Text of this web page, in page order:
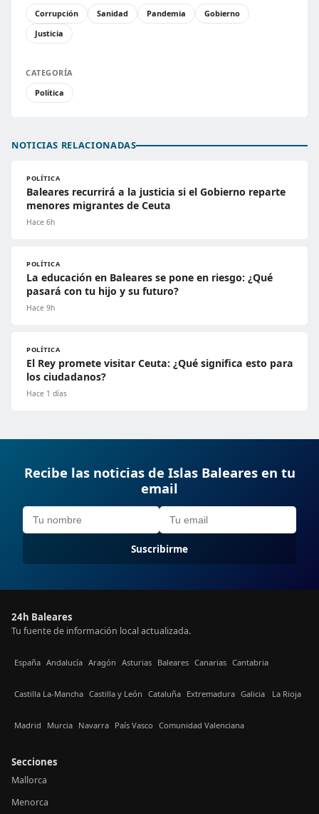
Corrupción
Sanidad Pandemia
Gobierno
Justicia
CATEGORÍA
Política
NOTICIAS RELACIONADAS
POLÍTICA
Baleares recurrirá a la justicia si el Gobierno reparte
menores migrantes de Ceuta
Hace 6h
POLÍTICA
La educación en Baleares se pone en riesgo: ¿Qué
pasará con tu hijo y su futuro?
Hace 9h
POLÍTICA
El Rey promete visitar Ceuta: ¿Qué significa esto para
los ciudadanos?
Hace 1 días
Recibe las noticias de Islas Baleares en tu
email
Suscribirme
24h Baleares
Tu fuente de información local actualizada.
España Andalucía Aragón Asturias Baleares Canarias Cantabria
Castilla La-Mancha Castilla y León Cataluña Extremadura Galicia La Rioja
Madrid Murcia Navarra País Vasco Comunidad Valenciana
Secciones
Mallorca
Menorca